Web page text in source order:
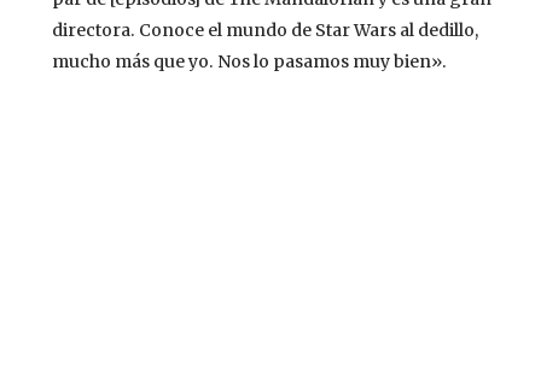
directora. Conoce el mundo de Star Wars al dedillo,
mucho más que yo. Nos lo pasamos muy bien».